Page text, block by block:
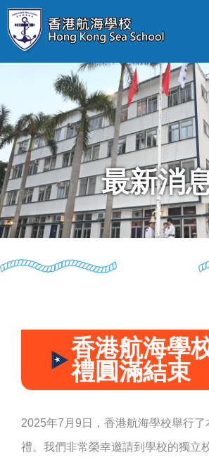
最新消
香港航海學
禮圓滿結束
2025年7月9日，香港航海學校舉行了
禮。我們非常榮幸邀請到學校的獨立